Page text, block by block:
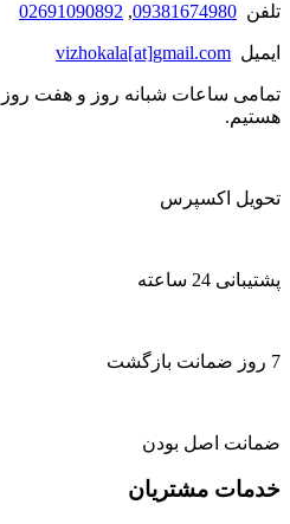
تلفن 09381674980
,
02691090892
ایمیل vizhokala[at]gmail.com
تمامی ساعات شبانه روز و هفت
هستیم.
تحویل اکسپرس
پشتیبانی 24 ساعته
7 روز ضمانت بازگشت
ضمانت اصل بودن
خدمات مشتریان